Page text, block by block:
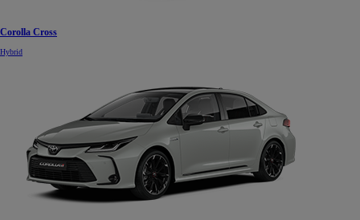
Corolla Cross
Hybrid